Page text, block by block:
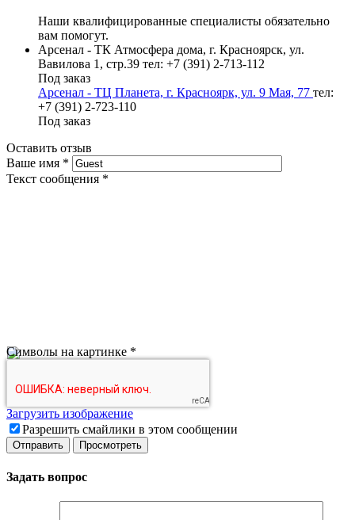
Наши квалифицированные специалисты обязательно
вам помогут.
Арсенал - ТК Атмосфера дома, г. Красноярск, ул.
Вавилова 1, стр.39 тел: +7 (391) 2-713-112
Под заказ
Арсенал - ТЦ Планета, г. Красноярк, ул. 9 Мая, 77 тел:
+7 (391) 2-723-110
Под заказ
Оставить отзыв
Ваше имя *
Текст сообщения *
Символы на картинке *
Загрузить изображение
Разрешить смайлики в этом сообщении
Задать вопрос